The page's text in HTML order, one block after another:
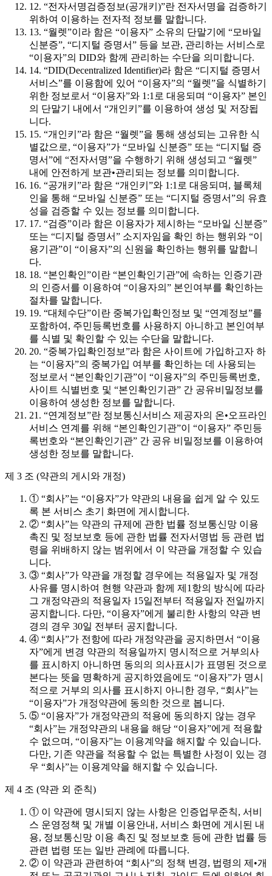
12. “전자서명검증정보(공개키)”란 전자서명을 검증하기
위하여 이용하는 전자적 정보를 말합니다.
13. “월렛”이라 함은 “이용자” 소유의 단말기에 “모바일
신분증”, “디지털 증명서” 등을 보관, 관리하는 서비스로
“이용자”의 DID와 함께 관리하는 수단을 의미합니다.
14. “DID(Decentralized Identifier)라 함은 “디지털 증명서
서비스”를 이용함에 있어 “이용자”의 “월렛”을 식별하기
위한 정보로서 “이용자”와 1:1로 대응되며 “이용자” 본인
의 단말기 내에서 “개인키”를 이용하여 생성 및 저장됩
니다.
15. “개인키”라 함은 “월렛”을 통해 생성되는 고유한 식
별값으로, “이용자”가 “모바일 신분증” 또는 “디지털 증
명서”에 “전자서명”을 수행하기 위해 생성되고 “월렛”
내에 안전하게 보관•관리되는 정보를 의미합니다.
16. “공개키”라 함은 “개인키”와 1:1로 대응되며, 블록체
인을 통해 “모바일 신분증” 또는 “디지털 증명서”의 유효
성을 검증할 수 있는 정보를 의미합니다.
17. “검증”이라 함은 이용자가 제시하는 “모바일 신분증”
또는 “디지털 증명서” 소지자임을 확인 하는 행위와 “이
용기관”이 “이용자”의 신원을 확인하는 행위를 말합니
다.
18. “본인확인”이란 “본인확인기관”에 속하는 인증기관
의 인증서를 이용하여 “이용자의” 본인여부를 확인하는
절차를 말합니다.
19. “대체수단”이란 중복가입확인정보 및 “연계정보”를
포함하여, 주민등록번호를 사용하지 아니하고 본인여부
를 식별 및 확인할 수 있는 수단을 말합니다.
20. “중복가입확인정보”라 함은 사이트에 가입하고자 하
는 “이용자”의 중복가입 여부를 확인하는 데 사용되는
정보로서 “본인확인기관”이 “이용자”의 주민등록번호,
사이트 식별번호 및 “본인확인기관” 간 공유비밀정보를
이용하여 생성한 정보를 말합니다.
21. “연계정보”란 정보통신서비스 제공자의 온•오프라인
서비스 연계를 위해 “본인확인기관”이 “이용자” 주민등
록번호와 “본인확인기관” 간 공유 비밀정보를 이용하여
생성한 정보를 말합니다.
제 3 조 (약관의 게시와 개정)
① “회사”는 “이용자”가 약관의 내용을 쉽게 알 수 있도
록 본 서비스 초기 화면에 게시합니다.
② “회사”는 약관의 규제에 관한 법률 정보통신망 이용
촉진 및 정보보호 등에 관한 법률 전자서명법 등 관련 법
령을 위배하지 않는 범위에서 이 약관을 개정할 수 있습
니다.
③ “회사”가 약관을 개정할 경우에는 적용일자 및 개정
사유를 명시하여 현행 약관과 함께 제1항의 방식에 따라
그 개정약관의 적용일자 15일전부터 적용일자 전일까지
공지합니다. 다만, “이용자”에게 불리한 사항의 약관 변
경의 경우 30일 전부터 공지합니다.
④ “회사”가 전항에 따라 개정약관을 공지하면서 “이용
자”에게 변경 약관의 적용일까지 명시적으로 거부의사
를 표시하지 아니하면 동의의 의사표시가 표명된 것으로
본다는 뜻을 명확하게 공지하였음에도 “이용자”가 명시
적으로 거부의 의사를 표시하지 아니한 경우, “회사”는
“이용자”가 개정약관에 동의한 것으로 봅니다.
⑤ “이용자”가 개정약관의 적용에 동의하지 않는 경우
“회사”는 개정약관의 내용을 해당 “이용자”에게 적용할
수 없으며, “이용자”는 이용계약을 해지할 수 있습니다.
다만, 기존 약관을 적용할 수 없는 특별한 사정이 있는 경
우 “회사”는 이용계약을 해지할 수 있습니다.
제 4 조 (약관 외 준칙)
① 이 약관에 명시되지 않는 사항은 인증업무준칙, 서비
스 운영정책 및 개별 이용안내, 서비스 화면에 게시된 내
용, 정보통신망 이용 촉진 및 정보보호 등에 관한 법률 등
관련 법령 또는 일반 관례에 따릅니다.
② 이 약관과 관련하여 “회사”의 정책 변경, 법령의 제•개